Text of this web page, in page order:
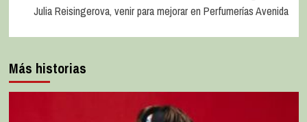
Julia Reisingerova, venir para mejorar en Perfumerías Avenida
Más historias